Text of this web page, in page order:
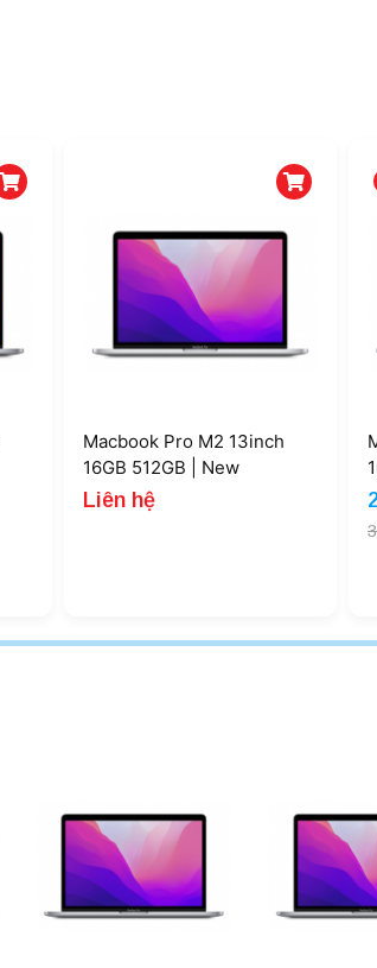
Macbook Pro M2 13inch
16GB 512GB
22.990.000đ